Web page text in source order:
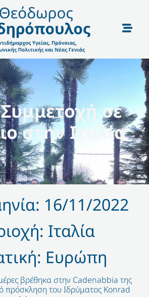
Συμμετοχή σε
στην Ιταλία
16/11/2022
Ιταλία
Ευρώπη
μέρες βρέθηκα στην Cadenabbia της
πρόσκληση του Ιδρύματος Konrad